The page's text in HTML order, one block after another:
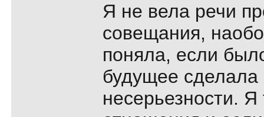
Я не вела речи
совещания,
поняла, если
будущее
несерьезности.